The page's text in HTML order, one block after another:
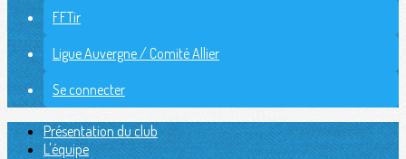
FFTir
Ligue Auvergne / Comité Allier
Se connecter
Présentation du club
L'équipe